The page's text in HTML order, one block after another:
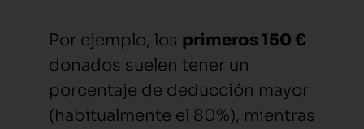
Por ejemplo, los primeros 150 €
donados suelen tener un
porcentaje de deducción mayor
(habitualmente el 80%), mientras